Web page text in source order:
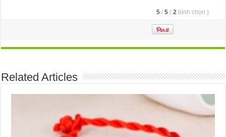
5 / 5 ( 2 bình chọn )
Related Articles